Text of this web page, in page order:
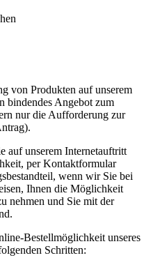
von Produkten auf unserem
bindendes Angebot zum
nur die Aufforderung zur
auf unserem Internetauftritt
per Kontaktformular
wenn wir Sie bei
Ihnen die Möglichkeit
nehmen und Sie mit der
Bestellmöglichkeit unseres
Schritten: